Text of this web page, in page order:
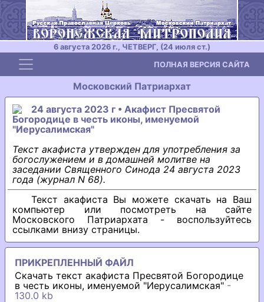
6 августа 2026 г., ЧЕТВЕРГ, (24 июля ст.)
Toggle navigation ПОЛНАЯ ВЕРСИЯ САЙТА
Московский Патриархат
24 августа 2023 г • Акафист Пресвятой
Богородице в честь иконы, именуемой
"Иерусалимская"
Текст акафиста утвержден для употребления за
богослужением и в домашней молитве на
заседании Священного Синода 24 августа 2023
года (журнал N 68).
Текст акафиста Вы можете скачать на Ваш
компьютер или посмотреть на сайте
Московского Патриархата - воспользуйтесь
ссылками внизу страницы.
ПРИКРЕПЛЕННЫЙ ФАЙЛ
Скачать текст акафиста Пресвятой Богородице
в честь иконы, именуемой "Иерусалимская" -
130.0 kb